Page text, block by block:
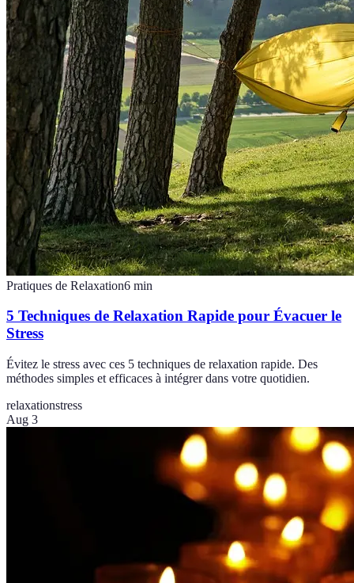
Pratiques de Relaxation6 min
5 Techniques de Relaxation Rapide pour Évacuer le
Stress
Évitez le stress avec ces 5 techniques de relaxation rapide. Des
méthodes simples et efficaces à intégrer dans votre quotidien.
relaxationstress
Aug 3